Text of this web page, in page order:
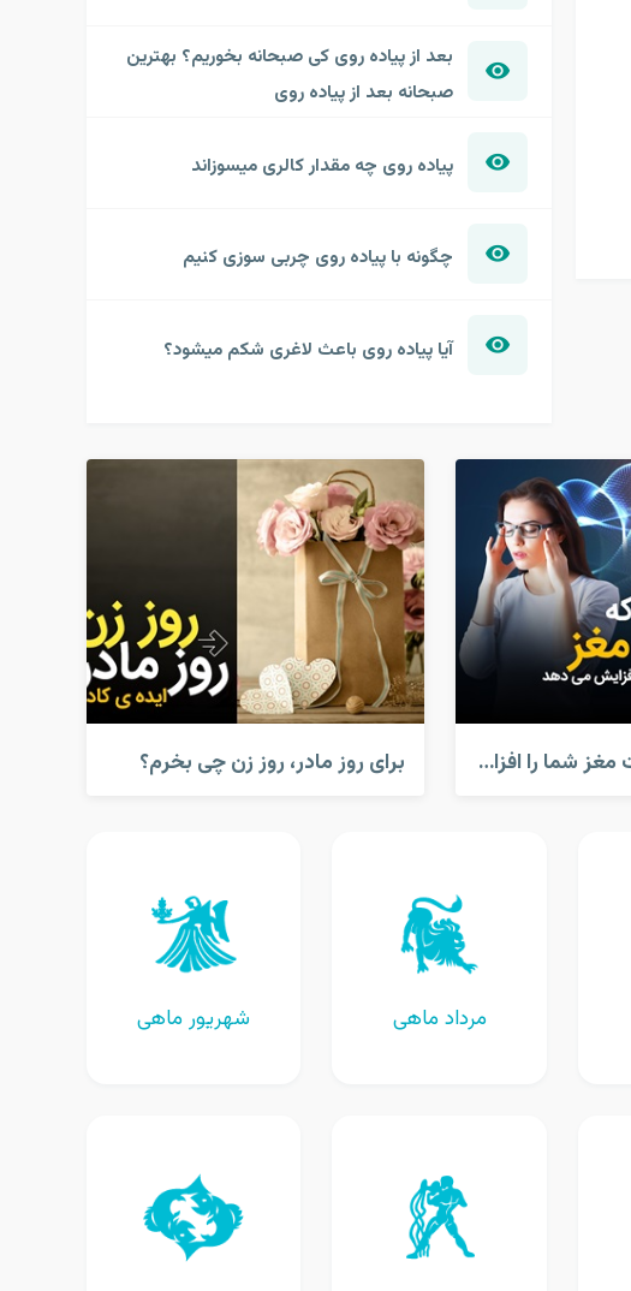
بعد از پیاده روی کی صبحانه بخوریم؟ بهترین
صبحانه بعد از پیاده روی
پیاده روی چه مقدار کالری میسوزاند
چگونه با پیاده روی چربی سوزی کنیم
آیا پیاده روی باعث لاغری شکم میشود؟
کارهایی که قدرت مغز شما را افزایش می دهد! برای روز مادر، روز زن چی بخرم؟
مرداد ماهی شهریور ماهی